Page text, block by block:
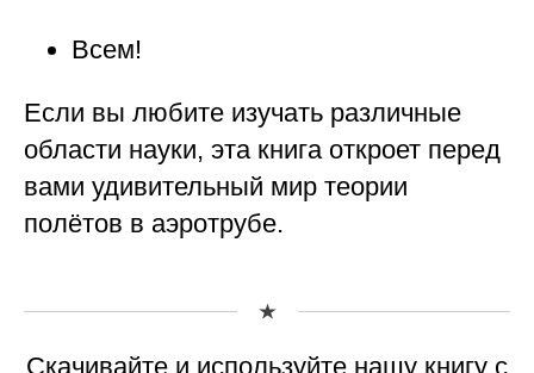
Всем!
Если вы любите изучать различные
области науки, эта книга откроет перед
вами удивительный мир теории
полётов в аэротрубе.
Скачивайте и используйте нашу книгу с